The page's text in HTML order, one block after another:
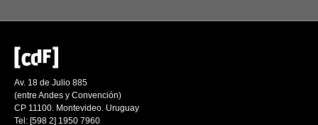
Av. 18 de Julio 885
(entre Andes y Convención)
CP 11100. Montevideo. Uruguay
Tel: [598 2] 1950 7960